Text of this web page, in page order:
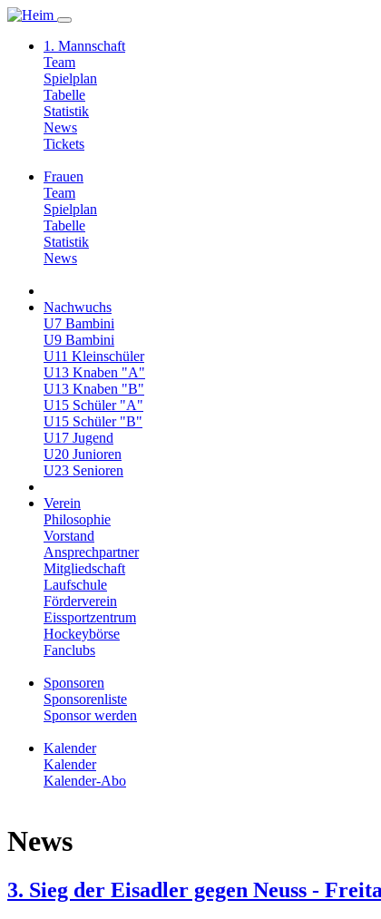
1. Mannschaft
Team
Spielplan
Tabelle
Statistik
News
Tickets
Frauen
Team
Spielplan
Tabelle
Statistik
News
Nachwuchs
U7 Bambini
U9 Bambini
U11 Kleinschüler
U13 Knaben "A"
U13 Knaben "B"
U15 Schüler "A"
U15 Schüler "B"
U17 Jugend
U20 Junioren
U23 Senioren
Verein
Philosophie
Vorstand
Ansprechpartner
Mitgliedschaft
Laufschule
Förderverein
Eissportzentrum
Hockeybörse
Fanclubs
Sponsoren
Sponsorenliste
Sponsor werden
Kalender
Kalender
Kalender-Abo
News
3. Sieg der Eisadler gegen Neuss -